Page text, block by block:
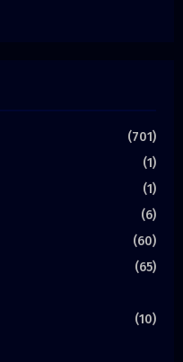
(701)
(1)
(1)
(6)
(60)
(65)
(10)